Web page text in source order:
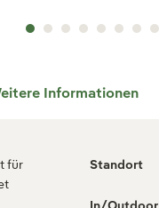
Informationen
für
Standort